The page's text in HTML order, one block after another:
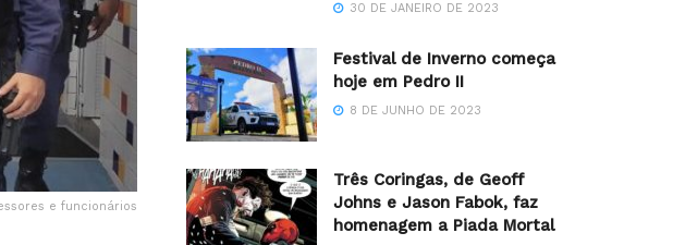
e funcionários
30 DE JANEIRO DE 2023
Festival de Inverno começa
hoje em Pedro II
8 DE JUNHO DE 2023
Três Coringas, de Geoff
Johns e Jason Fabok, faz
homenagem a Piada Mortal